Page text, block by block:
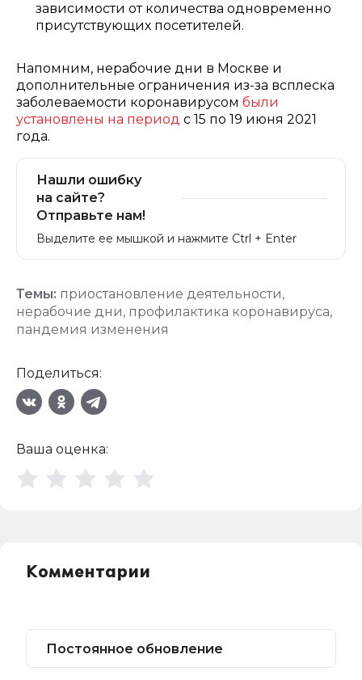
зависимости от количества одновременно
присутствующих посетителей.
Напомним, нерабочие дни в Москве и
дополнительные ограничения из-за всплеска
заболеваемости коронавирусом были
установлены на период с 15 по 19 июня 2021
года.
Нашли ошибку
на сайте?
Отправьте нам!
Выделите ее мышкой и нажмите Ctrl + Enter
Темы: приостановление деятельности,
нерабочие дни, профилактика коронавируса,
пандемия изменения
Поделиться:
Ваша оценка:
Комментарии